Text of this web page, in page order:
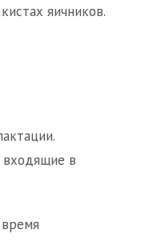
яичников.
входящие в